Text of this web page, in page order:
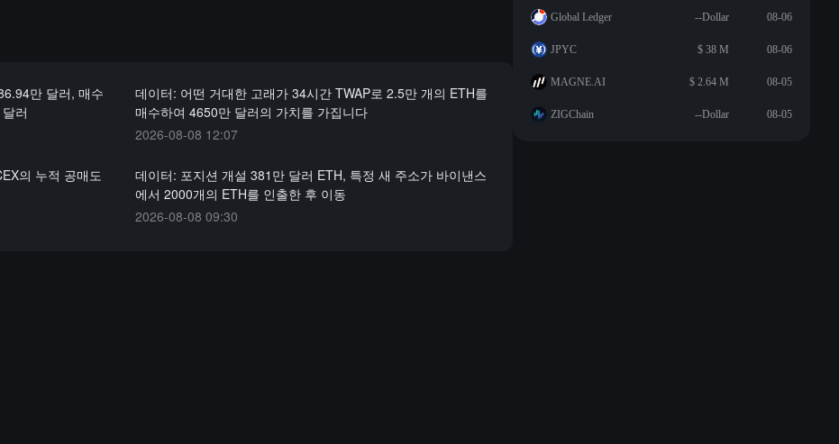
만 달러, 매수
러
데이터: 어떤 거대한 고래가 34시간 TWAP로 2.5만 개의 ETH를
매수하여 4650만 달러의 가치를 가집니다
2026-08-08 12:07
의 누적 공매도
데이터: 포지션 개설 381만 달러 ETH, 특정 새 주소가 바이낸스
에서 2000개의 ETH를 인출한 후 이동
2026-08-08 09:30
Global Ledger --Dollar 08-06
JPYC $ 38 M 08-06
MAGNE.AI $ 2.64 M 08-05
ZIGChain --Dollar 08-05